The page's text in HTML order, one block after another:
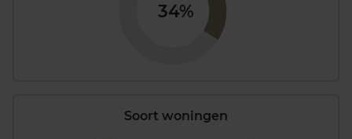
34%
Soort woningen